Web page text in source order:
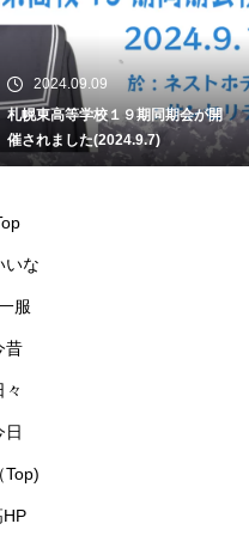
2024.09.09
札幌東高等学校１９期同期会が開
催されました(2024.9.7)
いな
服
昔
々
日
Top)